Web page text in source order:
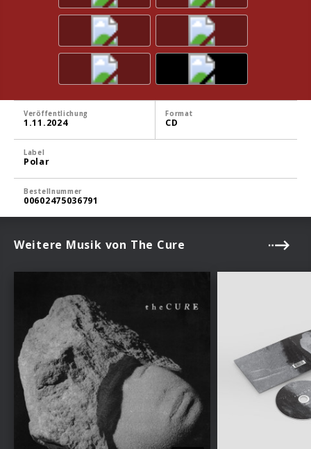
Veröffentlichung
1.11.2024
Format
CD
Label
Polar
Bestellnummer
00602475036791
Weitere Musik von The Cure